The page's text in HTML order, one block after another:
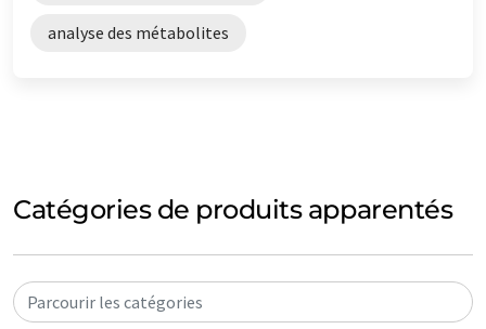
analyse des métabolites
Catégories de produits apparentés
Parcourir les catégories